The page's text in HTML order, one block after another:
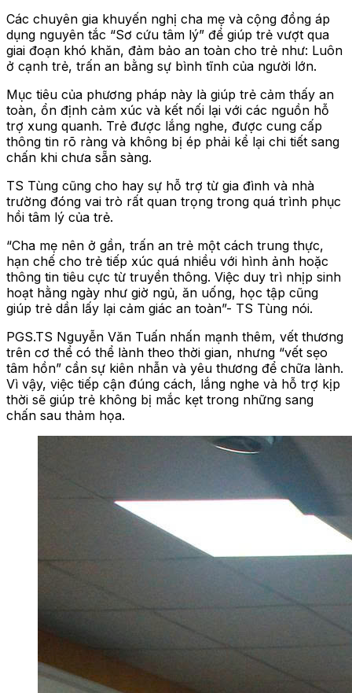
Các chuyên gia khuyến nghị cha mẹ và cộng đồng áp
dụng nguyên tắc “Sơ cứu tâm lý” để giúp trẻ vượt qua
giai đoạn khó khăn, đảm bảo an toàn cho trẻ như: Luôn
ở cạnh trẻ, trấn an bằng sự bình tĩnh của người lớn.
Mục tiêu của phương pháp này là giúp trẻ cảm thấy an
toàn, ổn định cảm xúc và kết nối lại với các nguồn hỗ
trợ xung quanh. Trẻ được lắng nghe, được cung cấp
thông tin rõ ràng và không bị ép phải kể lại chi tiết sang
chấn khi chưa sẵn sàng.
TS Tùng cũng cho hay sự hỗ trợ từ gia đình và nhà
trường đóng vai trò rất quan trọng trong quá trình phục
hồi tâm lý của trẻ.
“Cha mẹ nên ở gần, trấn an trẻ một cách trung thực,
hạn chế cho trẻ tiếp xúc quá nhiều với hình ảnh hoặc
thông tin tiêu cực từ truyền thông. Việc duy trì nhịp sinh
hoạt hằng ngày như giờ ngủ, ăn uống, học tập cũng
giúp trẻ dần lấy lại cảm giác an toàn”- TS Tùng nói.
PGS.TS Nguyễn Văn Tuấn nhấn mạnh thêm, vết thương
trên cơ thể có thể lành theo thời gian, nhưng “vết sẹo
tâm hồn” cần sự kiên nhẫn và yêu thương để chữa lành.
Vì vậy, việc tiếp cận đúng cách, lắng nghe và hỗ trợ kịp
thời sẽ giúp trẻ không bị mắc kẹt trong những sang
chấn sau thảm họa.